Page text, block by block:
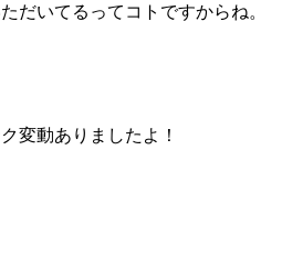
だいてるってコトですからね。
変動ありましたよ！